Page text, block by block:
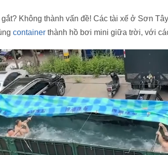
Không thành vấn đề! Các tài xế ở Sơn
container thành hồ bơi mini giữa trời, với